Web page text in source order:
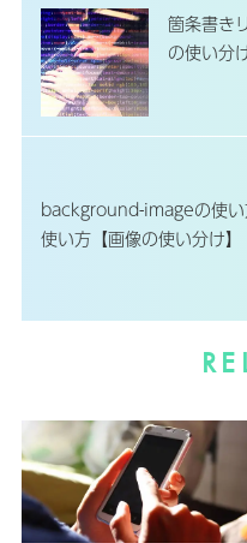
箇条書き
の使い分
background-imageの使
使い方【画像の使い分け】